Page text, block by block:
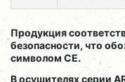
Продукция
безопасности, что
символом CE.
В осушителях серии